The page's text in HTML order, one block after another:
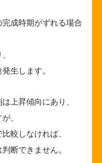
成時期がずれる場合
生します。
上昇傾向にあり、
、
較しなければ、
断できません。